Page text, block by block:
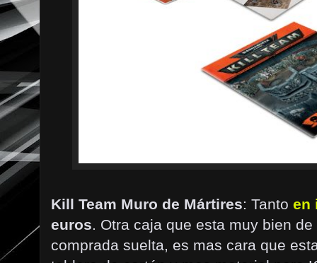
Kill Team Muro de Mártires: Tanto en
euros. Otra caja que esta muy bien
comprada suelta, es mas cara que